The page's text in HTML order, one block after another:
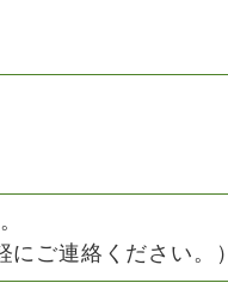
にご連絡ください。）